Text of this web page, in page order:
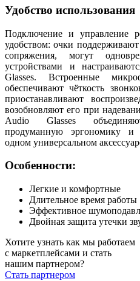
Удобство использования
Подключение и управление
удобством: очки
сопряжения, могут
устройствами и
Glasses. Встроенные
обеспечивают чёткость
приостанавливают
возобновляют его при
Audio Glasses
продуманную эргономику и
одном универсальном
Особенности:
Легкие и комфортные
Длительное время работы
Эффективное
Двойная защита утечки
Хотите узнать как мы работаем
с маркетплейсами и стать
нашим партнером?
Стать партнером